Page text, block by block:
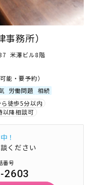
務所）
米澤ビル8階
能・要予約）
労働問題 相続
徒歩5分以内
以降相談可
！
ください
番号
2603